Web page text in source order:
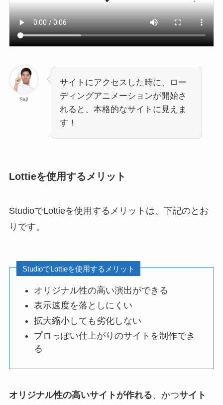
Kaji
サイトにアクセスした時に、ロー
ディングアニメーションが開始さ
れると、本格的なサイトに見えま
す！
Lottieを使用するメリット
StudioでLottieを使用するメリットは、下記のとお
りです。
StudioでLottieを使用するメリット
オリジナル性の高い演出ができる
表示速度を落としにくい
拡大縮小しても劣化しない
プロっぽい仕上がりのサイトを制作でき
る
オリジナル性の高いサイトが作れる、かつサイト